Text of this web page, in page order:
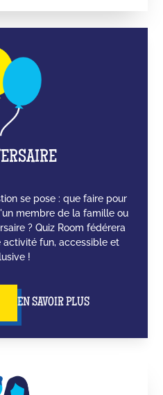
se pose : que faire pour
membre de la famille ou
? Quiz Room fédérera
activité fun, accessible et
!
EN SAVOIR PLUS